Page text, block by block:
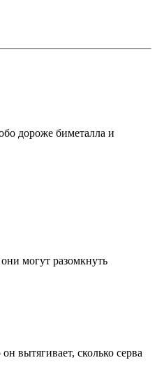
дороже биметалла и
могут разомкнуть
вытягивает, сколько серва